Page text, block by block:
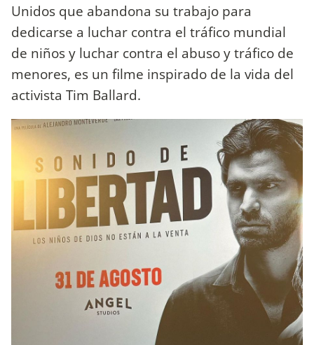
Unidos que abandona su trabajo para
dedicarse a luchar contra el tráfico mundial
de niños y luchar contra el abuso y tráfico de
menores, es un filme inspirado de la vida del
activista Tim Ballard.